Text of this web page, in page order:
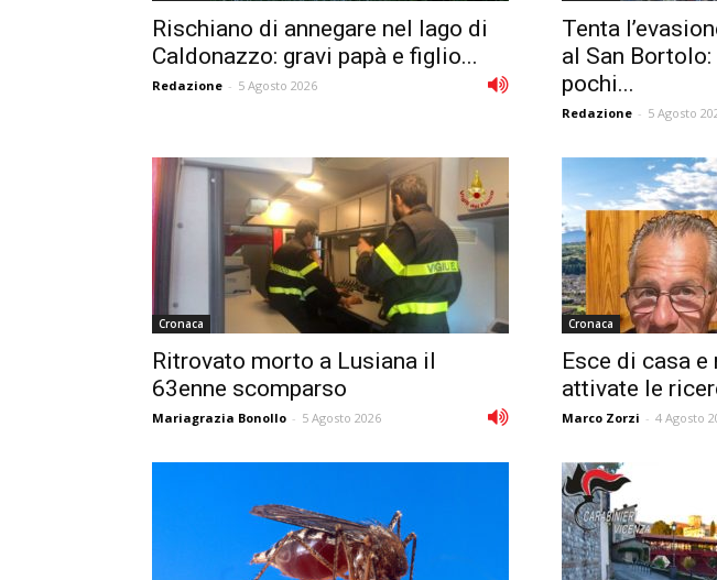
Rischiano di annegare nel lago di
Caldonazzo: gravi papà e figlio...
Redazione - 5 Agosto 2026
Tenta
al San
pochi...
Redazione - 5 Agosto
Cronaca
Ritrovato morto a Lusiana il
63enne scomparso
Mariagrazia Bonollo - 5 Agosto 2026
Cronaca
Esce di casa
attivate le
Marco Zorzi - 4 Agosto